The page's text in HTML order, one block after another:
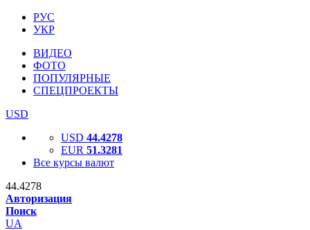
РУС
УКР
ВИДЕО
ФОТО
ПОПУЛЯРНЫЕ
СПЕЦПРОЕКТЫ
USD
USD 44.4278
EUR 51.3281
Все курсы валют
44.4278
Авторизация
Поиск
UA